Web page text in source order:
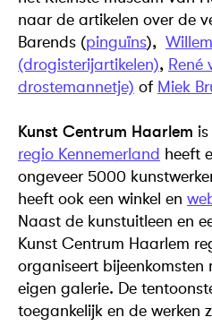
naar de artikelen over de
Barends (pinguïns),
(drogisterijartikelen), René
drostemannetje) of Miek
Kunst Centrum Haarlem is
regio Kennemerland heeft
ongeveer 5000
heeft ook een winkel en
Naast de kunstuitleen en
Kunst Centrum Haarlem
organiseert bijeenkomsten
eigen galerie. De
toegankelijk en de werken